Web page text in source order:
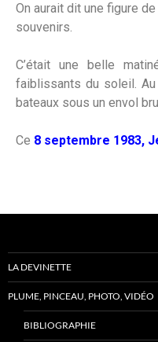
On aurait dit une figure
souvenirs.
C’était une belle
faiblissants du soleil.
bateaux sous un envol
Ce 8 septembre 1983,
LA DEVINETTE
PLUME, PINCEAU, PHOTO, VIDÉO
BIBLIOGRAPHIE